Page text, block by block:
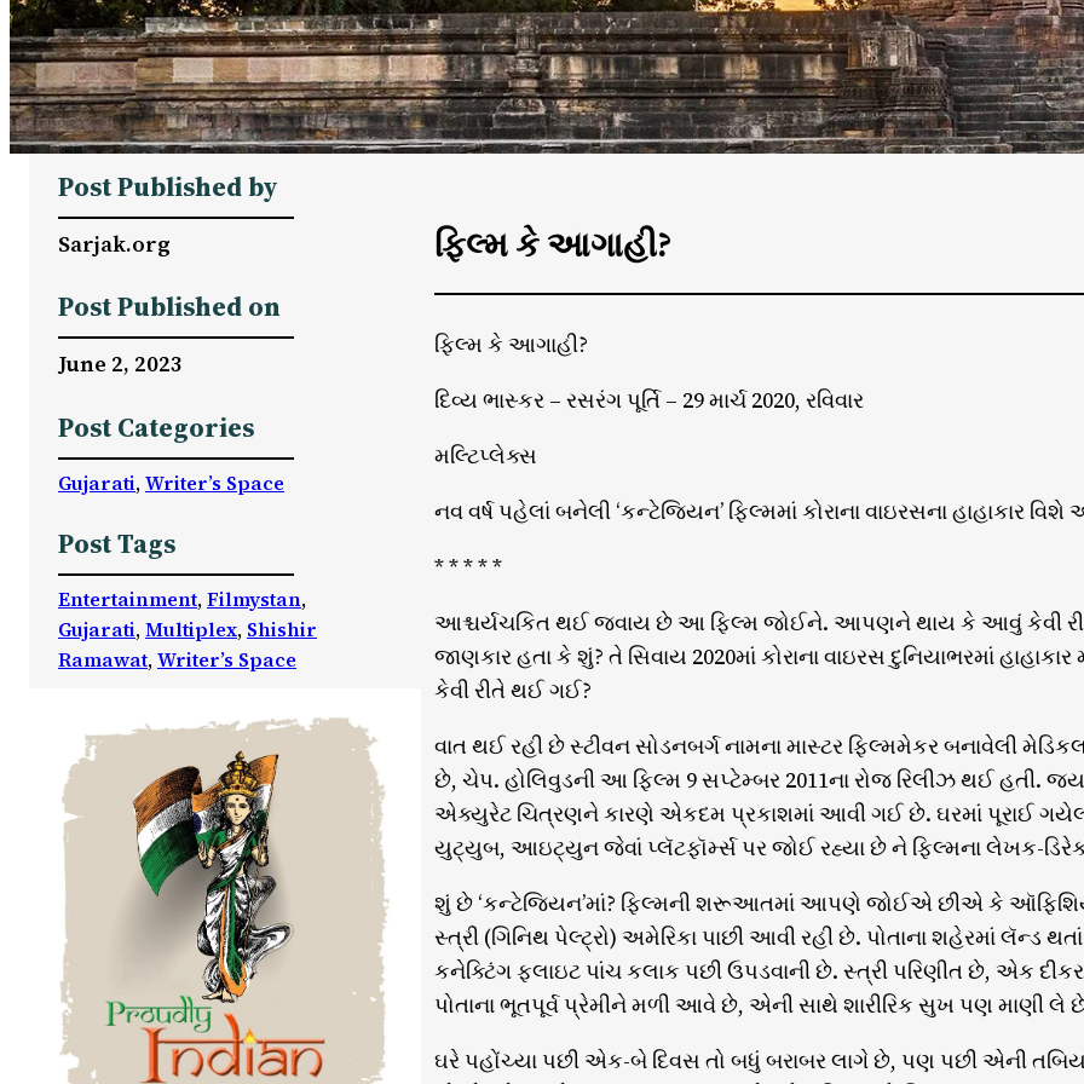
Post Published by
Sarjak.org
Post Published on
June 2, 2023
Post Categories
Gujarati, Writer’s Space
Post Tags
Entertainment, Filmystan
Gujarati, Multiplex, Shishir
Ramawat, Writer’s Space
ફિલ્મ કે આગાહી?
ફિલ્મ કે આગાહી?
દિવ્ય ભાસ્કર – રસરંગ પૂર્તિ – 29 માર્ચ 2020, રવિવાર
મલ્ટિપ્લેક્સ
નવ વર્ષ પહેલાં બનેલી ‘કન્ટેજિયન’ ફિલ્મમાં કોરાના વાઇરસના હાહાકાર
* * * * *
આશ્ચર્યચકિત થઈ જવાય છે આ ફિલ્મ જોઈને. આપણને થાય કે આવું કેવી રીતે
જાણકાર હતા કે શું? તે સિવાય 2020માં કોરાના વાઇરસ દુનિયાભરમાં
કેવી રીતે થઈ ગઈ?
વાત થઈ રહી છે સ્ટીવન સોડનબર્ગ નામના માસ્ટર ફિલ્મમેકર બનાવેલી
છે, ચેપ. હોલિવુડની આ ફિલ્મ 9 સપ્ટેમ્બર 2011ના રોજ રિલીઝ થઈ હતી.
એક્યુરેટ ચિત્રણને કારણે એકદમ પ્રકાશમાં આવી ગઈ છે. ઘરમાં પૂરાઈ
યુટ્યુબ, આઇટ્યુન જેવાં પ્લૅટફૉર્મ્સ પર જોઈ રહ્યા છે ને ફિલ્મના લેખક-
શું છે ‘કન્ટેજિયન’માં? ફિલ્મની શરૂઆતમાં આપણે જોઈએ છીએ કે
સ્ત્રી (ગિનિથ પેલ્ટ્રો) અમેરિકા પાછી આવી રહી છે. પોતાના શહેરમાં લૅન્ડ
કનેક્ટિંગ ફ્લાઇટ પાંચ કલાક પછી ઉપડવાની છે. સ્ત્રી પરિણીત છે, એક
પોતાના ભૂતપૂર્વ પ્રેમીને મળી આવે છે, એની સાથે શારીરિક સુખ પણ માણી લે
ઘરે પહોંચ્યા પછી એક-બે દિવસ તો બધું બરાબર લાગે છે, પણ પછી એની